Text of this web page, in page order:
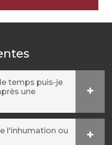
temps puis-je
une
l'inhumation ou